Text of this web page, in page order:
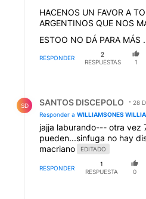
HACENOS UN FAVOR A
ARGENTINOS QUE NOS
ESTOO NO DÁ PARA MÁS
RESPONDER
2
RESPUESTAS
1
SD SANTOS DISCEPOLO
28
Responder a WILLIAMSONES
jajja laburando--- otra vez
pueden...sinfuga no hay
macriano
EDITADO
RESPONDER
1
RESPUESTA
0